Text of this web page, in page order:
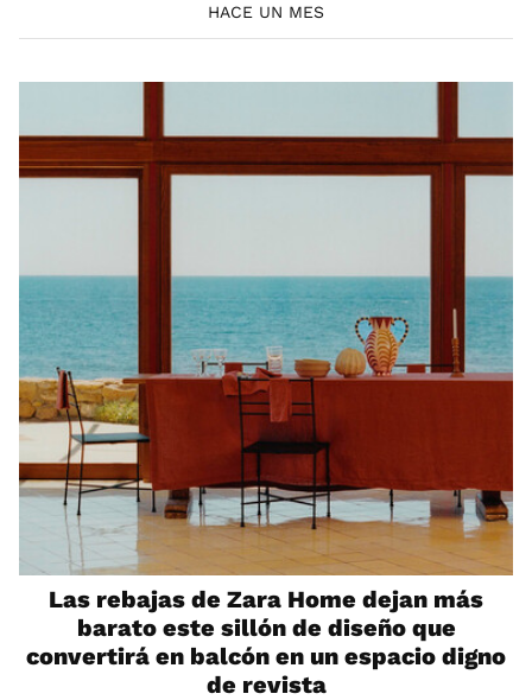
HACE UN MES
Las rebajas de Zara Home dejan más
barato este sillón de diseño que
convertirá en balcón en un espacio digno
de revista